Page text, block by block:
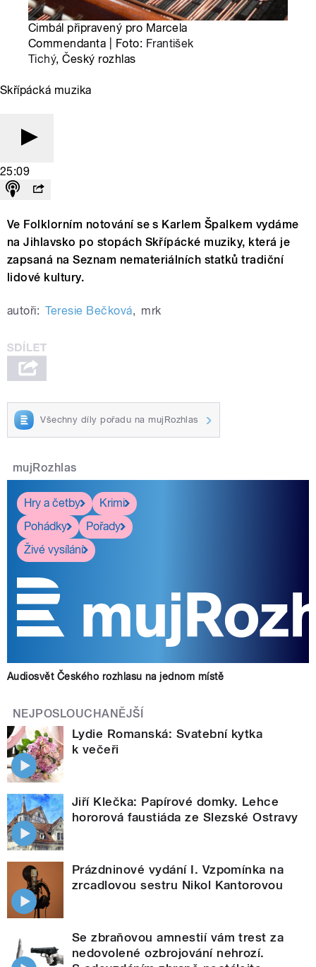
Cimbál připravený pro Marcela
Commendanta | Foto: František
Tichý, Český rozhlas
Skřípácká muzika
25:09
Ve Folklorním notování se s Karlem Špalkem vydáme
na Jihlavsko po stopách Skřípácké muziky, která je
zapsaná na Seznam nemateriálních statků tradiční
lidové kultury.
autoři: Teresie Bečková, mrk
Všechny díly pořadu na mujRozhlas
mujRozhlas
Hry a četby
Krimi
Pohádky
Pořady
Živé vysílání
Audiosvět Českého rozhlasu na jednom místě
NEJPOSLOUCHANĚJŠÍ
Lydie Romanská: Svatební kytka
k večeři
Jiří Klečka: Papírové domky. Lehce
hororová faustiáda ze Slezské Ostravy
Prázdninové vydání I. Vzpomínka na
zrcadlovou sestru Nikol Kantorovou
Se zbraňovou amnestií vám trest za
nedovolené ozbrojování nehrozí.